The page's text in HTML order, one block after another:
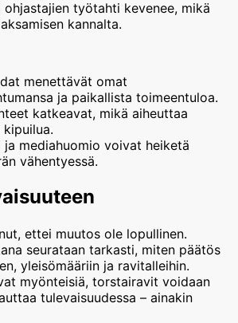
ohjastajien työtahti kevenee, mikä
kannalta.
menettävät omat
ja paikallista toimeentuloa.
katkeavat, mikä aiheuttaa
ja mediahuomio voivat heiketä
vähentyessä.
ettei muutos ole lopullinen.
seurataan tarkasti, miten päätös
yleisömääriin ja ravitalleihin.
myönteisiä, torstairavit voidaan
tulevaisuudessa – ainakin